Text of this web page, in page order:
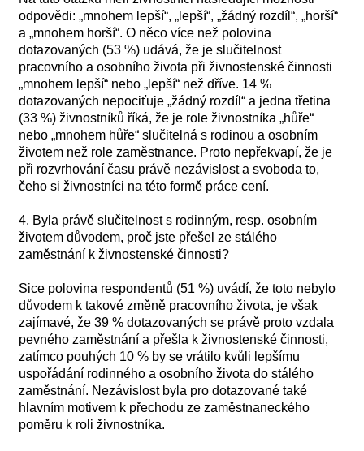
odpovědi: „mnohem lepší“, „lepší“, „žádný rozdíl“, „horší“
a „mnohem horší“. O něco více než polovina
dotazovaných (53 %) udává, že je slučitelnost
pracovního a osobního života při živnostenské činnosti
„mnohem lepší“ nebo „lepší“ než dříve. 14 %
dotazovaných nepociťuje „žádný rozdíl“ a jedna třetina
(33 %) živnostníků říká, že je role živnostníka „hůře“
nebo „mnohem hůře“ slučitelná s rodinou a osobním
životem než role zaměstnance. Proto nepřekvapí, že je
při rozvrhování času právě nezávislost a svoboda to,
čeho si živnostníci na této formě práce cení.
4. Byla právě slučitelnost s rodinným, resp. osobním
životem důvodem, proč jste přešel ze stálého
zaměstnání k živnostenské činnosti?
Sice polovina respondentů (51 %) uvádí, že toto nebylo
důvodem k takové změně pracovního života, je však
zajímavé, že 39 % dotazovaných se právě proto vzdala
pevného zaměstnání a přešla k živnostenské činnosti,
zatímco pouhých 10 % by se vrátilo kvůli lepšímu
uspořádání rodinného a osobního života do stálého
zaměstnání. Nezávislost byla pro dotazované také
hlavním motivem k přechodu ze zaměstnaneckého
poměru k roli živnostníka.